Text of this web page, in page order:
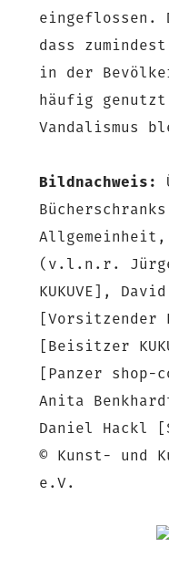
eingeflossen.
dass
in der
häufig
Vandalismus
Bildnachweis:
Allgemeinheit,
(v.l.n.r.
KUKUVE],
[Vorsitzender
[Beisitzer
[Panzer
Anita
Daniel Hackl
© Kunst- und
e.V.